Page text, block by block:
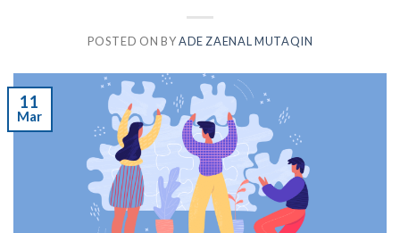
POSTED ON BYADE ZAENAL MUTAQIN
11
Mar